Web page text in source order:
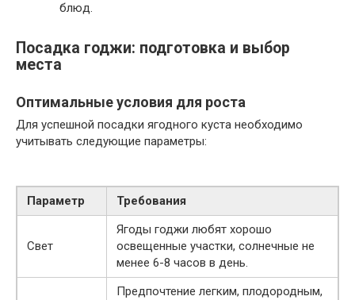
блюд.
Посадка годжи: подготовка и выбор
места
Оптимальные условия для роста
Для успешной посадки ягодного куста необходимо
учитывать следующие параметры:
Параметр Требования
Свет
Ягоды годжи любят хорошо
освещенные участки, солнечные не
менее 6-8 часов в день.
Предпочтение легким, плодородным,